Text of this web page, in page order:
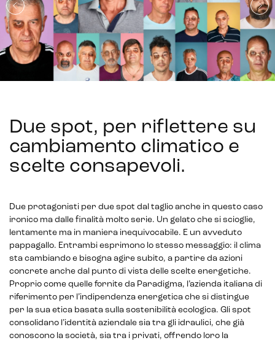
Due spot, per riflettere su
cambiamento climatico e
scelte consapevoli.
Due protagonisti per due spot dal taglio anche in questo caso
ironico ma dalle finalità molto serie. Un gelato che si scioglie,
lentamente ma in maniera inequivocabile. E un avveduto
pappagallo. Entrambi esprimono lo stesso messaggio: il clima
sta cambiando e bisogna agire subito, a partire da azioni
concrete anche dal punto di vista delle scelte energetiche.
Proprio come quelle fornite da Paradigma, l’azienda italiana di
riferimento per l’indipendenza energetica che si distingue
per la sua etica basata sulla sostenibilità ecologica. Gli spot
consolidano l’identità aziendale sia tra gli idraulici, che già
conoscono la società, sia tra i privati, offrendo loro la